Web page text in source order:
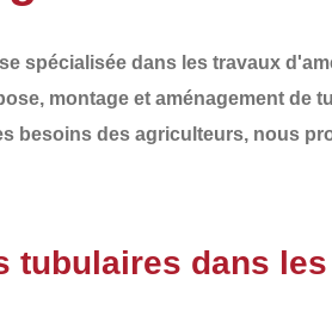
spécialisée dans les travaux
montage et aménagement de
besoins des agriculteurs, nous
tubulaires dans